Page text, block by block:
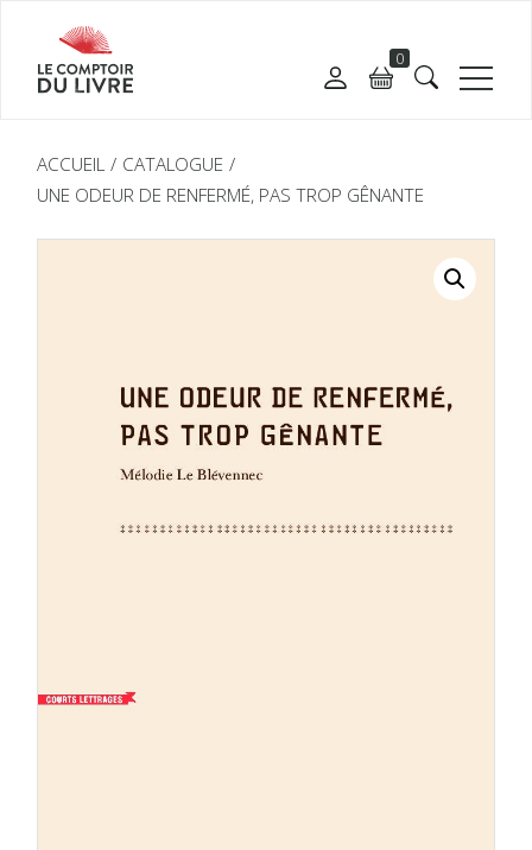
0
ACCUEIL
CATALOGUE
UNE ODEUR DE RENFERMÉ, PAS TROP GÊNANTE